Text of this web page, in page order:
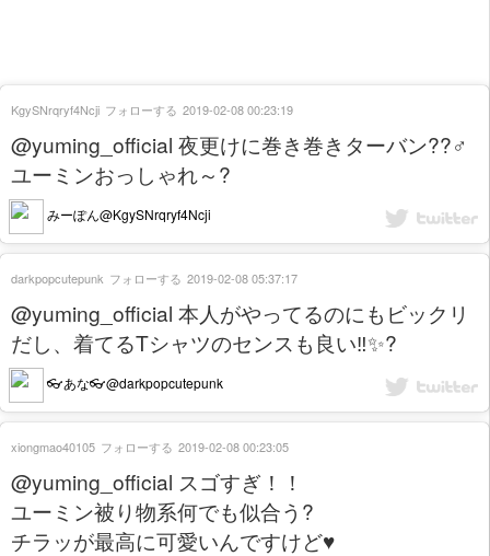
@yuming_official 夜更けに巻き巻きターバン??‍♂️
ユーミンおっしゃれ～?
みーぽん@KgySNrqryf4Ncji
KgySNrqryf4Ncji フォローする 2019-02-08 00:23:19
@yuming_official 本人がやってるのにもビックリ
だし、着てるTシャツのセンスも良い‼️✨?
👓あな👓@darkpopcutepunk
darkpopcutepunk フォローする 2019-02-08 05:37:17
@yuming_official スゴすぎ！！
ユーミン被り物系何でも似合う?
チラッが最高に可愛いんですけど♥️
xiongmao40105 フォローする 2019-02-08 00:23:05